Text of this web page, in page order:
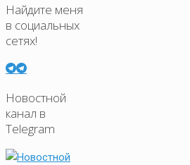
Найдите меня
в социальных
сетях!
Новостной
канал в
Telegram